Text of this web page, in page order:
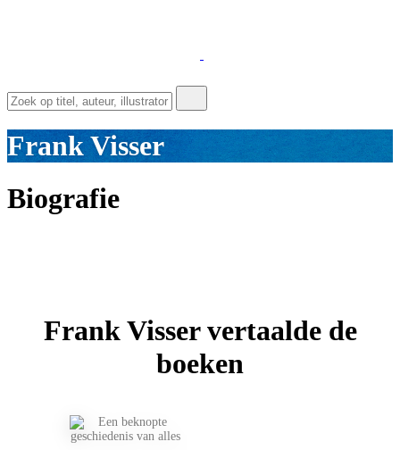
Frank Visser
Biografie
Frank Visser vertaalde de
boeken